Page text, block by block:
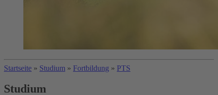
Startseite » Studium » Fortbildung » PTS
Studium